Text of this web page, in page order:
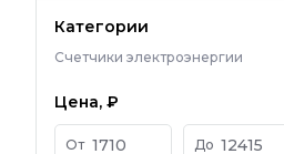
Категории
Счетчики электроэнергии
Цена, ₽
От До